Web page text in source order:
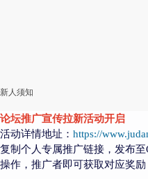
新人须知
论坛推广宣传拉新活动开启
活动详情地址： https://
复制个人专属推广链接，发布
操作，推广者即可获取对应奖励